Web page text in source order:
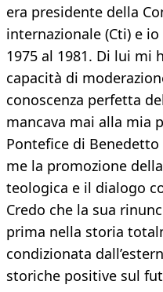
era presidente della
internazionale (Cti) e
1975 al 1981. Di lui mi
capacità di
conoscenza perfetta
mancava mai alla mia
Pontefice di
me la promozione
teologica e il dialogo
Credo che la sua
prima nella storia
condizionata
storiche positive sul